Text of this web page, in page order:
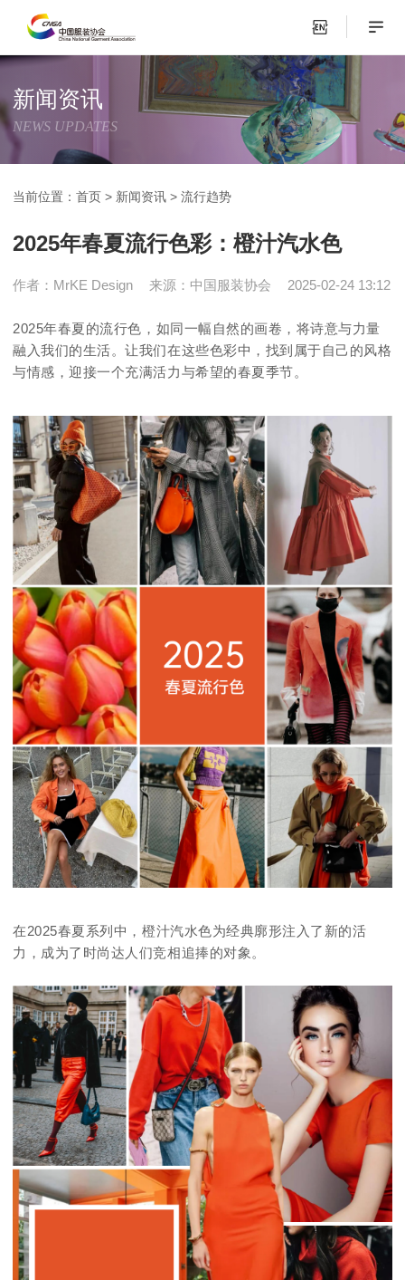
新闻资讯
NEWS UPDATES
当前位置：首页 > 新闻资讯 >流行趋势
2025年春夏流行色彩：橙汁汽水色
作者：MrKE Design 来源：中国服装协会 2025-02-24 13:12
2025年春夏的流行色，如同一幅自然的画卷，将诗意与力量
融入我们的生活。让我们在这些色彩中，找到属于自己的风格
与情感，迎接一个充满活力与希望的春夏季节。
在2025春夏系列中，橙汁汽水色为经典廓形注入了新的活
力，成为了时尚达人们竞相追捧的对象。